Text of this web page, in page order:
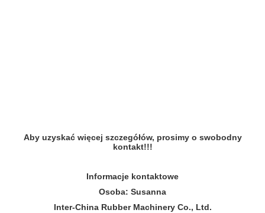
Aby uzyskać więcej szczegółów, prosimy o swobodny
kontakt!!!
Informacje kontaktowe
Osoba: Susanna
Inter-China Rubber Machinery Co., Ltd.